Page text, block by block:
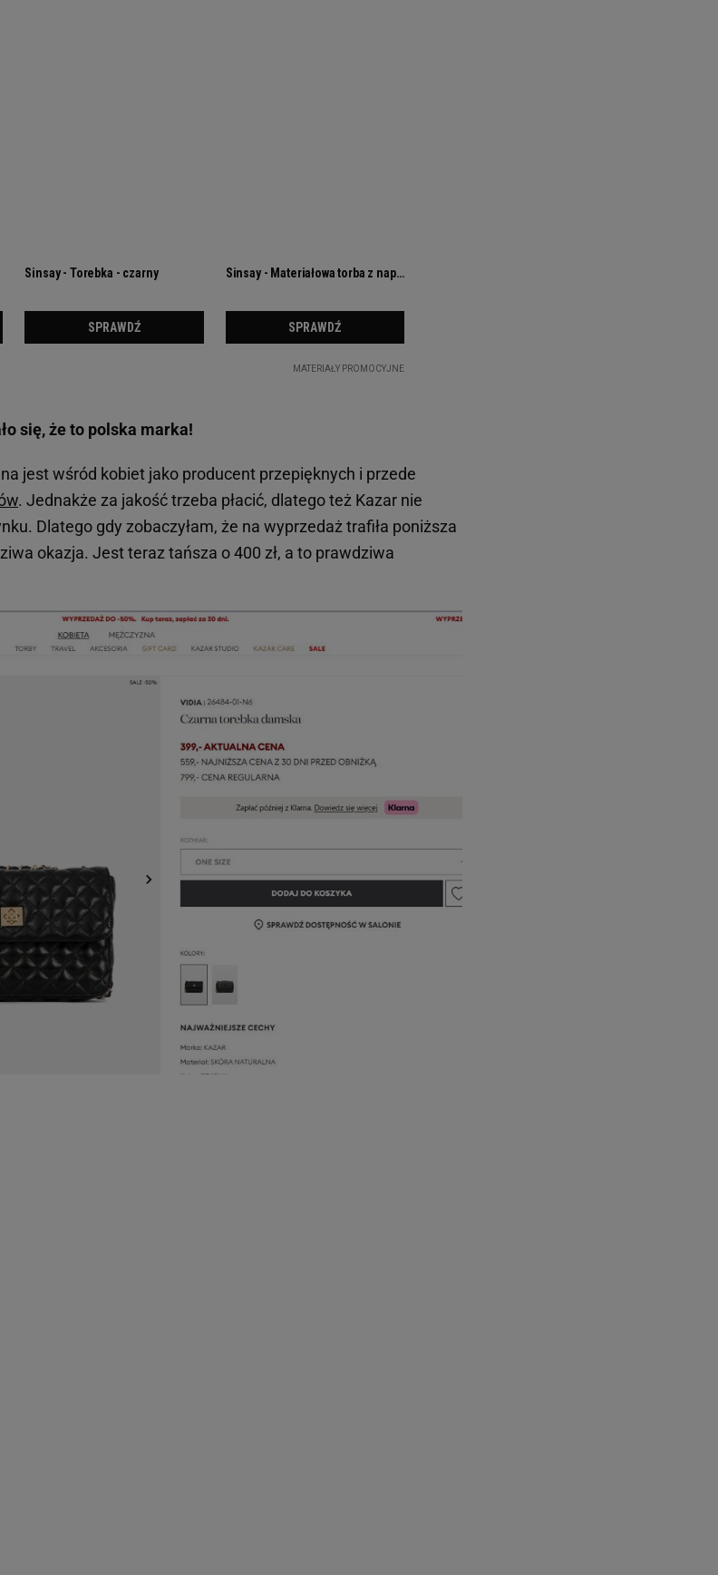
się, że to polska marka!
jest wśród kobiet jako producent przepięknych i przede
. Jednakże za jakość trzeba płacić, dlatego też Kazar nie
Dlatego gdy zobaczyłam, że na wyprzedaż trafiła poniższa
okazja. Jest teraz tańsza o 400 zł, a to prawdziwa